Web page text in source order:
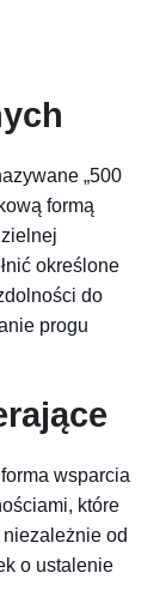
„500
formą
określone
do
progu
wsparcia
które
niezależnie od
o ustalenie